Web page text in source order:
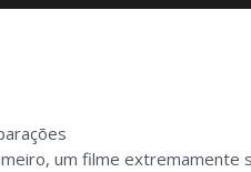
um filme extremamente